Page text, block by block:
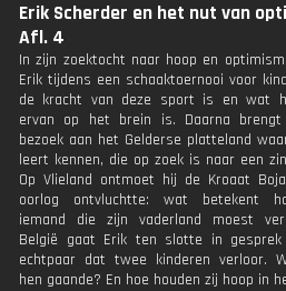
Erik Scherder en het nut van
Afl. 4
In zijn zoektocht naar hoop en
Erik tijdens een schaaktoernooi voor
de kracht van deze sport is en wat
ervan op het brein is. Daarna
bezoek aan het Gelderse platteland
leert kennen, die op zoek is naar een
Op Vlieland ontmoet hij de Kroaat
oorlog ontvluchtte: wat betekent
iemand die zijn vaderland moest
België gaat Erik ten slotte in
echtpaar dat twee kinderen verloor.
hen gaande? En hoe houden zij hoop in